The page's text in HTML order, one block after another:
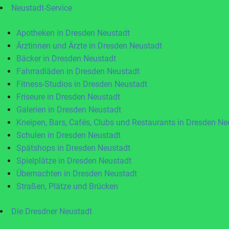
Neustadt-Service
Apotheken in Dresden Neustadt
Ärztinnen und Ärzte in Dresden Neustadt
Bäcker in Dresden Neustadt
Fahrradläden in Dresden Neustadt
Fitness-Studios in Dresden Neustadt
Friseure in Dresden Neustadt
Galerien in Dresden Neustadt
Kneipen, Bars, Cafés, Clubs und Restaurants in Dresden
Schulen in Dresden Neustadt
Spätshops in Dresden Neustadt
Spielplätze in Dresden Neustadt
Übernachten in Dresden Neustadt
Straßen, Plätze und Brücken
Die Dresdner Neustadt